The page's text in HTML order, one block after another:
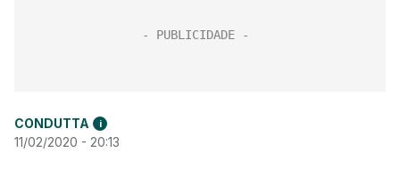
CONDUTTA i
11/02/2020 - 20:13